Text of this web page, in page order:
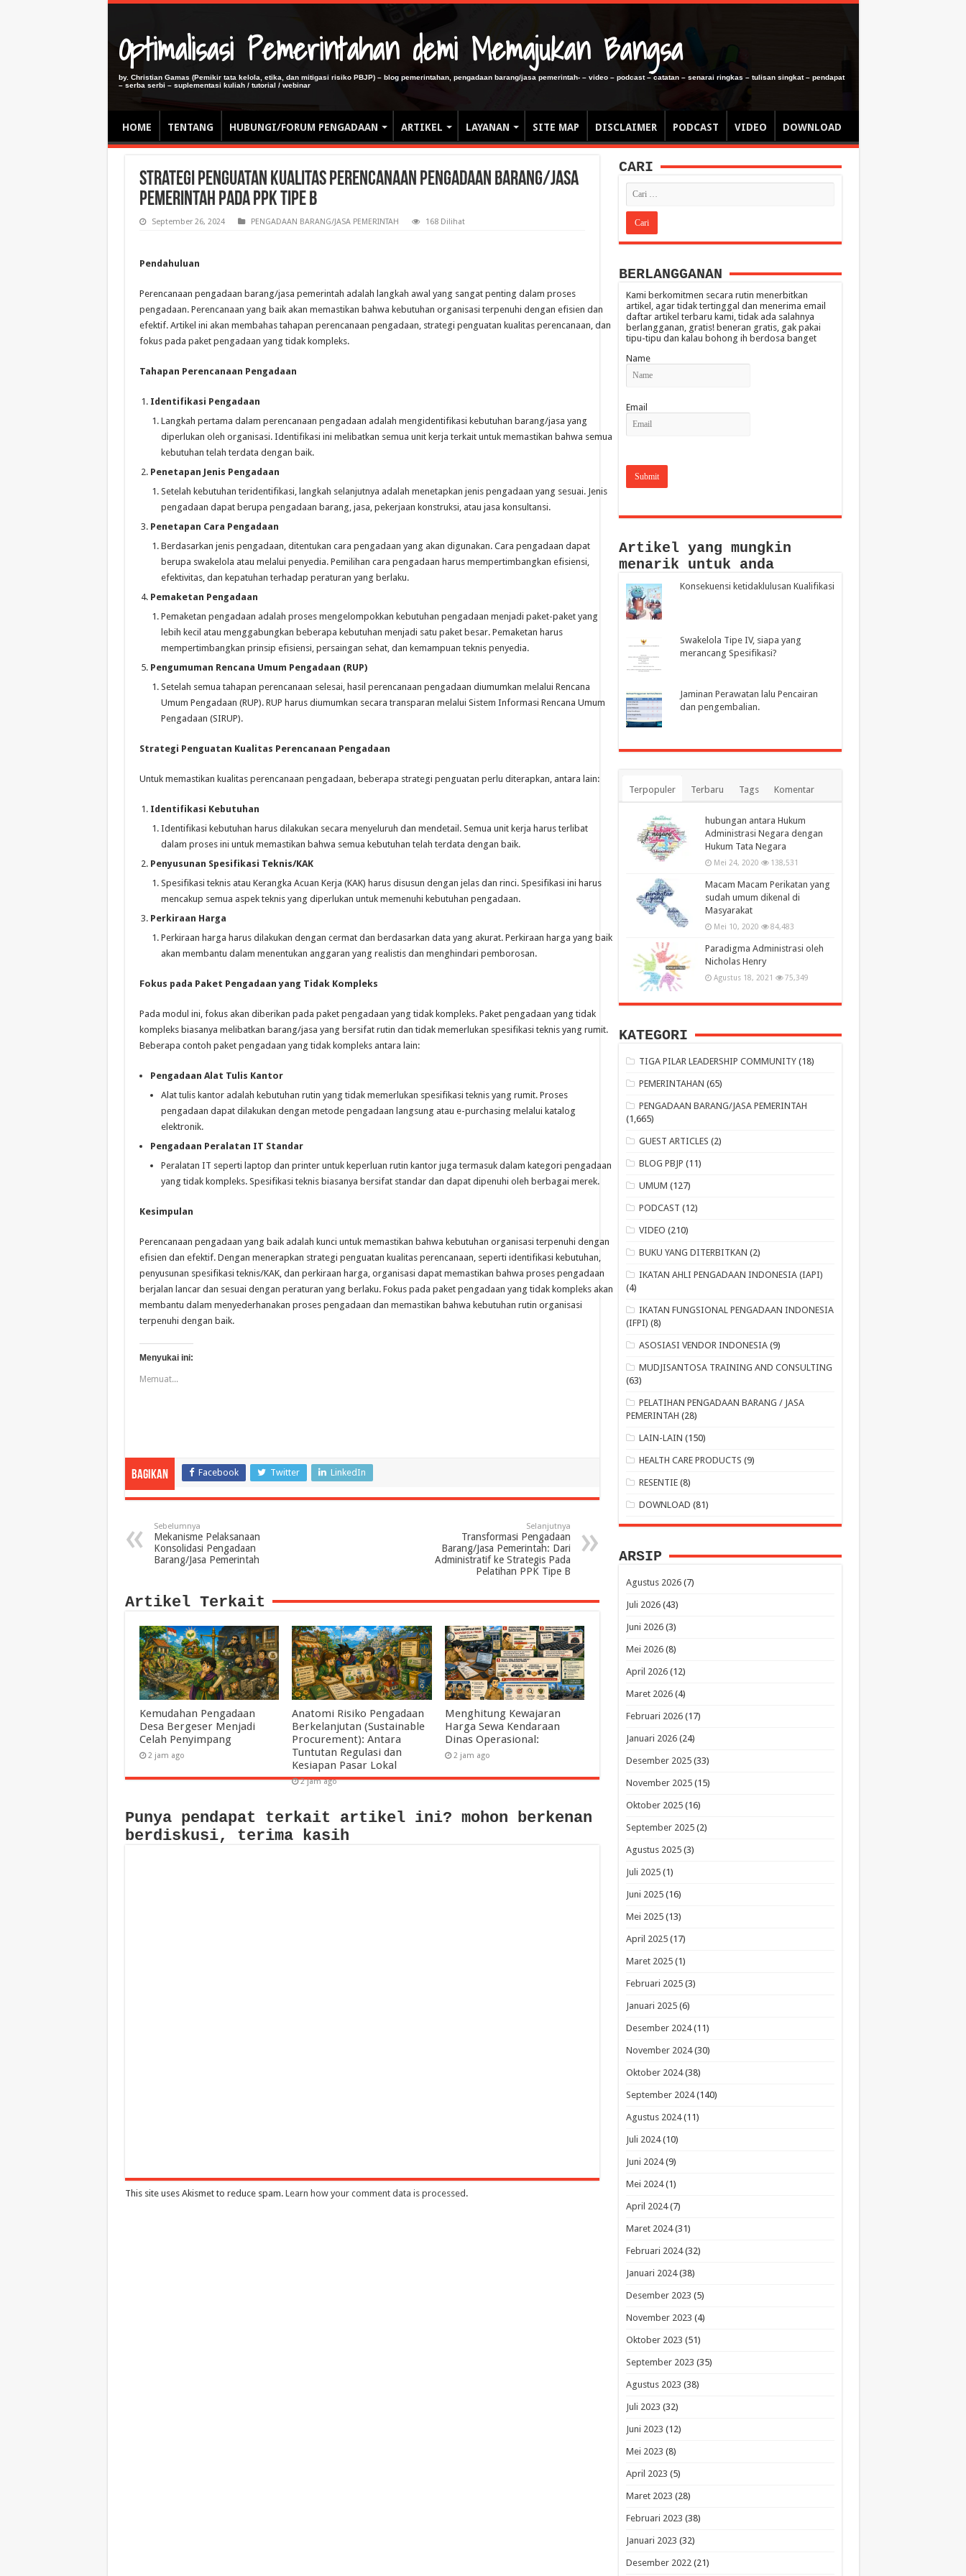
Optimalisasi Pemerintahan demi Memajukan Bangsa
by. Christian Gamas (Pemikir tata kelola, etika, dan mitigasi risiko PBJP) – blog pemerintahan, pengadaan barang/jasa pemerintah- – video – podcast – catatan – senarai ringkas – tulisan singkat – pendapat
– serba serbi – suplementasi kuliah / tutorial / webinar
HOME TENTANG HUBUNGI/FORUM PENGADAAN ARTIKEL LAYANAN SITE MAP DISCLAIMER PODCAST VIDEO DOWNLOAD
Strategi Penguatan Kualitas Perencanaan Pengadaan Barang/Jasa
Pemerintah pada PPK Tipe B
September 26, 2024 PENGADAAN BARANG/JASA PEMERINTAH 168 Dilihat
Pendahuluan
Perencanaan pengadaan barang/jasa pemerintah adalah langkah awal yang sangat penting dalam proses
pengadaan. Perencanaan yang baik akan memastikan bahwa kebutuhan organisasi terpenuhi dengan efisien dan
efektif. Artikel ini akan membahas tahapan perencanaan pengadaan, strategi penguatan kualitas perencanaan, dan
fokus pada paket pengadaan yang tidak kompleks.
Tahapan Perencanaan Pengadaan
Identifikasi Pengadaan
Langkah pertama dalam perencanaan pengadaan adalah mengidentifikasi kebutuhan barang/jasa yang
diperlukan oleh organisasi. Identifikasi ini melibatkan semua unit kerja terkait untuk memastikan bahwa semua
kebutuhan telah terdata dengan baik.
Penetapan Jenis Pengadaan
Setelah kebutuhan teridentifikasi, langkah selanjutnya adalah menetapkan jenis pengadaan yang sesuai. Jenis
pengadaan dapat berupa pengadaan barang, jasa, pekerjaan konstruksi, atau jasa konsultansi.
Penetapan Cara Pengadaan
Berdasarkan jenis pengadaan, ditentukan cara pengadaan yang akan digunakan. Cara pengadaan dapat
berupa swakelola atau melalui penyedia. Pemilihan cara pengadaan harus mempertimbangkan efisiensi,
efektivitas, dan kepatuhan terhadap peraturan yang berlaku.
Pemaketan Pengadaan
Pemaketan pengadaan adalah proses mengelompokkan kebutuhan pengadaan menjadi paket-paket yang
lebih kecil atau menggabungkan beberapa kebutuhan menjadi satu paket besar. Pemaketan harus
mempertimbangkan prinsip efisiensi, persaingan sehat, dan kemampuan teknis penyedia.
Pengumuman Rencana Umum Pengadaan (RUP)
Setelah semua tahapan perencanaan selesai, hasil perencanaan pengadaan diumumkan melalui Rencana
Umum Pengadaan (RUP). RUP harus diumumkan secara transparan melalui Sistem Informasi Rencana Umum
Pengadaan (SIRUP).
Strategi Penguatan Kualitas Perencanaan Pengadaan
Untuk memastikan kualitas perencanaan pengadaan, beberapa strategi penguatan perlu diterapkan, antara lain:
Identifikasi Kebutuhan
Identifikasi kebutuhan harus dilakukan secara menyeluruh dan mendetail. Semua unit kerja harus terlibat
dalam proses ini untuk memastikan bahwa semua kebutuhan telah terdata dengan baik.
Penyusunan Spesifikasi Teknis/KAK
Spesifikasi teknis atau Kerangka Acuan Kerja (KAK) harus disusun dengan jelas dan rinci. Spesifikasi ini harus
mencakup semua aspek teknis yang diperlukan untuk memenuhi kebutuhan pengadaan.
Perkiraan Harga
Perkiraan harga harus dilakukan dengan cermat dan berdasarkan data yang akurat. Perkiraan harga yang baik
akan membantu dalam menentukan anggaran yang realistis dan menghindari pemborosan.
Fokus pada Paket Pengadaan yang Tidak Kompleks
Pada modul ini, fokus akan diberikan pada paket pengadaan yang tidak kompleks. Paket pengadaan yang tidak
kompleks biasanya melibatkan barang/jasa yang bersifat rutin dan tidak memerlukan spesifikasi teknis yang rumit.
Beberapa contoh paket pengadaan yang tidak kompleks antara lain:
Pengadaan Alat Tulis Kantor
Alat tulis kantor adalah kebutuhan rutin yang tidak memerlukan spesifikasi teknis yang rumit. Proses
pengadaan dapat dilakukan dengan metode pengadaan langsung atau e-purchasing melalui katalog
elektronik.
Pengadaan Peralatan IT Standar
Peralatan IT seperti laptop dan printer untuk keperluan rutin kantor juga termasuk dalam kategori pengadaan
yang tidak kompleks. Spesifikasi teknis biasanya bersifat standar dan dapat dipenuhi oleh berbagai merek.
Kesimpulan
Perencanaan pengadaan yang baik adalah kunci untuk memastikan bahwa kebutuhan organisasi terpenuhi dengan
efisien dan efektif. Dengan menerapkan strategi penguatan kualitas perencanaan, seperti identifikasi kebutuhan,
penyusunan spesifikasi teknis/KAK, dan perkiraan harga, organisasi dapat memastikan bahwa proses pengadaan
berjalan lancar dan sesuai dengan peraturan yang berlaku. Fokus pada paket pengadaan yang tidak kompleks akan
membantu dalam menyederhanakan proses pengadaan dan memastikan bahwa kebutuhan rutin organisasi
terpenuhi dengan baik.
Menyukai ini:
Memuat...
Bagikan Facebook Twitter LinkedIn
Sebelumnya
Mekanisme Pelaksanaan
Konsolidasi Pengadaan
Barang/Jasa Pemerintah
Selanjutnya
Transformasi Pengadaan
Barang/Jasa Pemerintah: Dari
Administratif ke Strategis Pada
Pelatihan PPK Tipe B
Artikel Terkait
Kemudahan Pengadaan
Desa Bergeser Menjadi
Celah Penyimpang
2 jam ago
Anatomi Risiko Pengadaan
Berkelanjutan (Sustainable
Procurement): Antara
Tuntutan Regulasi dan
Kesiapan Pasar Lokal
2 jam ago
Menghitung Kewajaran
Harga Sewa Kendaraan
Dinas Operasional:
2 jam ago
Punya pendapat terkait artikel ini? mohon berkenan
berdiskusi, terima kasih
This site uses Akismet to reduce spam. Learn how your comment data is processed .
CARI
BERLANGGANAN
Kami berkomitmen secara rutin menerbitkan
artikel, agar tidak tertinggal dan menerima email
daftar artikel terbaru kami, tidak ada salahnya
berlangganan, gratis! beneran gratis, gak pakai
tipu-tipu dan kalau bohong ih berdosa banget
Name
Email
Artikel yang mungkin
menarik untuk anda
Konsekuensi ketidaklulusan Kualifikasi
Swakelola Tipe IV, siapa yang
merancang Spesifikasi?
Jaminan Perawatan lalu Pencairan
dan pengembalian.
Terpopuler Terbaru Tags Komentar
hubungan antara Hukum
Administrasi Negara dengan
Hukum Tata Negara
Mei 24, 2020 138,531
Macam Macam Perikatan yang
sudah umum dikenal di
Masyarakat
Mei 10, 2020 84,483
Paradigma Administrasi oleh
Nicholas Henry
Agustus 18, 2021 75,349
KATEGORI
TIGA PILAR LEADERSHIP COMMUNITY (18)
PEMERINTAHAN (65)
PENGADAAN BARANG/JASA PEMERINTAH
(1,665)
GUEST ARTICLES (2)
BLOG PBJP (11)
UMUM (127)
PODCAST (12)
VIDEO (210)
BUKU YANG DITERBITKAN (2)
IKATAN AHLI PENGADAAN INDONESIA (IAPI)
(4)
IKATAN FUNGSIONAL PENGADAAN INDONESIA
(IFPI) (8)
ASOSIASI VENDOR INDONESIA (9)
MUDJISANTOSA TRAINING AND CONSULTING
(63)
PELATIHAN PENGADAAN BARANG / JASA
PEMERINTAH (28)
LAIN-LAIN (150)
HEALTH CARE PRODUCTS (9)
RESENTIE (8)
DOWNLOAD (81)
ARSIP
Agustus 2026(7)
Juli 2026(43)
Juni 2026(3)
Mei 2026(8)
April 2026(12)
Maret 2026(4)
Februari 2026(17)
Januari 2026(24)
Desember 2025(33)
November 2025(15)
Oktober 2025(16)
September 2025(2)
Agustus 2025(3)
Juli 2025(1)
Juni 2025(16)
Mei 2025(13)
April 2025(17)
Maret 2025(1)
Februari 2025(3)
Januari 2025(6)
Desember 2024(11)
November 2024(30)
Oktober 2024(38)
September 2024(140)
Agustus 2024(11)
Juli 2024(10)
Juni 2024(9)
Mei 2024(1)
April 2024(7)
Maret 2024(31)
Februari 2024(32)
Januari 2024(38)
Desember 2023 (5)
November 2023 (4)
Oktober 2023 (51)
September 2023 (35)
Agustus 2023 (38)
Juli 2023 (32)
Juni 2023 (12)
Mei 2023 (8)
April 2023 (5)
Maret 2023 (28)
Februari 2023 (38)
Januari 2023 (32)
Desember 2022(21)